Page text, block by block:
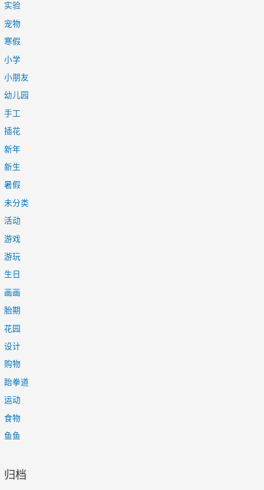
实验
宠物
寒假
小学
小朋友
幼儿园
手工
插花
新年
新生
暑假
未分类
活动
游戏
游玩
生日
画画
胎期
花园
设计
购物
跆拳道
运动
食物
鱼鱼
归档